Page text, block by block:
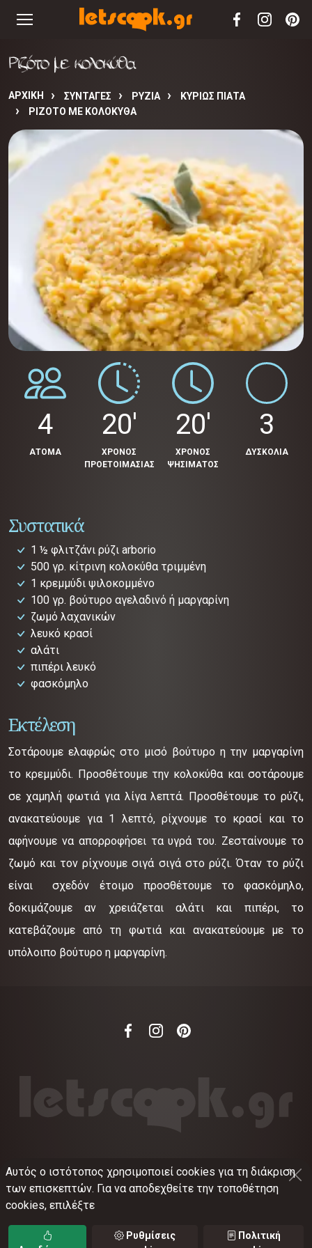
Ριζότο με κολοκύθα
ΑΡΧΙΚΉ ΣΥΝΤΑΓΈΣ ΡΥΖΙΑ
ΚΥΡΙΩΣ ΠΙΑΤΑ
ΡΙΖΌΤΟ ΜΕ ΚΟΛΟΚΎΘΑ
4
ΑΤΟΜΑ
20'
ΧΡΟΝΟΣ
ΠΡΟΕΤΟΙΜΑΣΙΑΣ
20'
ΧΡΟΝΟΣ
ΨΗΣΙΜΑΤΟΣ
3
ΔΥΣΚΟΛΙΑ
Συστατικά
1 ½ φλιτζάνι ρύζι arborio
500 γρ. κίτρινη κολοκύθα τριμμένη
1 κρεμμύδι ψιλοκομμένο
100 γρ. βούτυρο αγελαδινό ή μαργαρίνη
ζωμό λαχανικών
λευκό κρασί
αλάτι
πιπέρι λευκό
φασκόμηλο
Εκτέλεση
Σοτάρουμε ελαφρώς στο μισό βούτυρο η την μαργαρίνη
το κρεμμύδι. Προσθέτουμε την κολοκύθα και σοτάρουμε
σε χαμηλή φωτιά για λίγα λεπτά. Προσθέτουμε το ρύζι,
ανακατεύουμε για 1 λεπτό, ρίχνουμε το κρασί και το
αφήνουμε να απορροφήσει τα υγρά του. Ζεσταίνουμε το
ζωμό και τον ρίχνουμε σιγά σιγά στο ρύζι. Όταν το ρύζι
είναι σχεδόν έτοιμο προσθέτουμε το φασκόμηλο,
δοκιμάζουμε αν χρειάζεται αλάτι και πιπέρι, το
κατεβάζουμε από τη φωτιά και ανακατεύουμε με το
υπόλοιπο βούτυρο η μαργαρίνη.
©2012-2026 LETSCOOK.GRΑριθμός ΓΕΜΗ:
021375326001
Όροι χρήσης•Πολιτική απορρήτου
cookies• Ρυθμίσεις cookies
Αυτός ο ιστότοπος χρησιμοποιεί cookies για τη διάκριση
των επισκεπτών. Για να αποδεχθείτε την τοποθέτηση
cookies, επιλέξτε
Ρυθμίσεις
Πολιτική